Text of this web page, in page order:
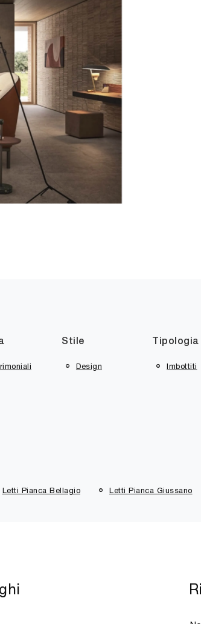
Stile
Design
Tipologia
Imbottiti
Letti Pianca Bellagio Letti Pianca Giussano